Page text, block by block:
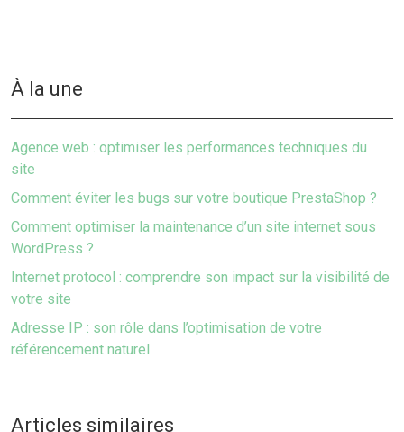
À la une
Agence web : optimiser les performances techniques du
site
Comment éviter les bugs sur votre boutique PrestaShop ?
Comment optimiser la maintenance d’un site internet sous
WordPress ?
Internet protocol : comprendre son impact sur la visibilité de
votre site
Adresse IP : son rôle dans l’optimisation de votre
référencement naturel
Articles similaires